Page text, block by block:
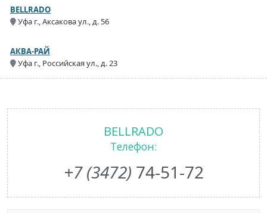
BELLRADO
Уфа г., Аксакова ул., д. 56
АКВА-РАЙ
Уфа г., Российская ул., д. 23
BELLRADO
Телефон:
+7 (3472) 74-51-72